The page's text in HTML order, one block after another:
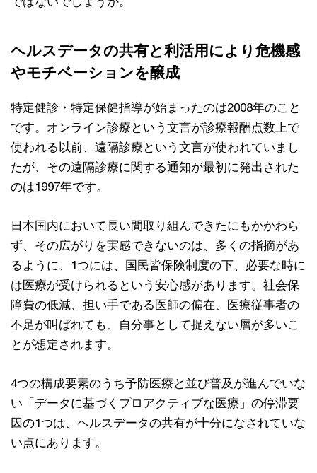
ヘルスデータの共有と利活用により危機感
やモチベーションを醸成
特定健診・特定保健指導が始まったのは2008年のこと
です。オンライン診療という文言が診療報酬点数上で
使われる以前、遠隔診療という文言が使われていまし
たが、その遠隔診療に関する通知が最初に発出された
のは1997年です。
日本国内において長い間取り組んできたにもかかわら
ず、その広がりを実感できないのは、多くの指摘があ
るように、1つには、国民皆保険制度の下、必要な時に
は医療が受けられるという安心感があります。社会保
障費の低減、担い手である医師の偏在、医療従事者の
不足が叫ばれても、自分事として捉えない層が多いこ
とが想定されます。
4つの構成要素のうち予防医療と並び普及が進んでいな
い「データに基づくプロアクティブな医療」の停滞要
因の1つは、ヘルスデータの共有が十分になされていな
い点にあります。